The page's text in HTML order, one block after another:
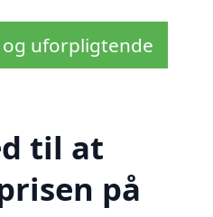
uforpligtende
til at
på